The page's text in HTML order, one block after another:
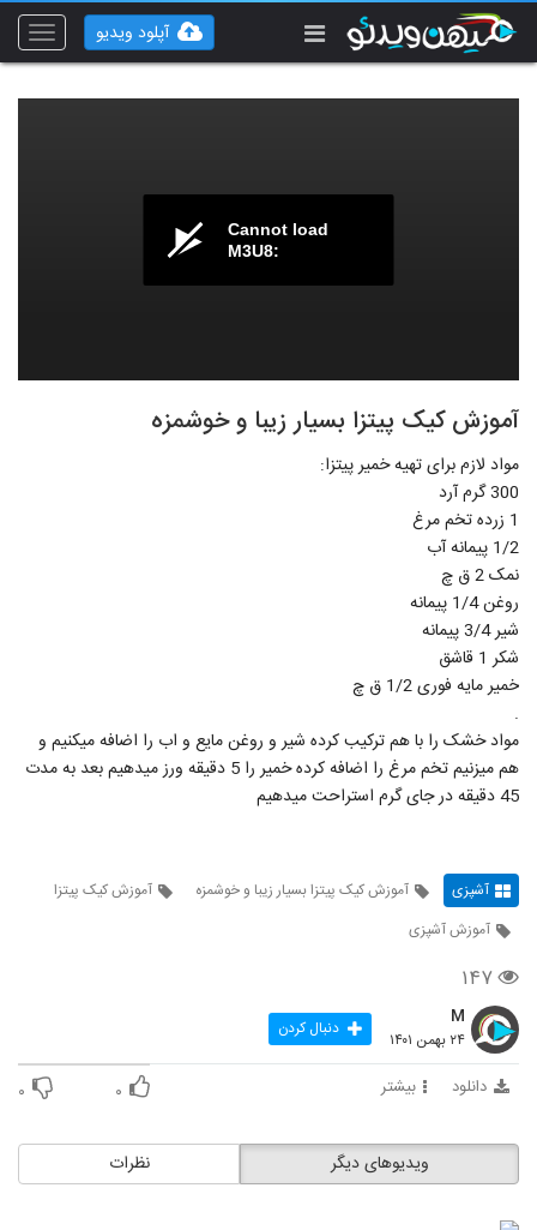
Toggle
آپلود ویدیو
Cannot load
M3U8:
آموزش کیک پیتزا بسیار زیبا و خوشمزه
مواد لازم برای تهیه خمیر پیتزا:
300 گرم آرد
1 زرده تخم مرغ
1/2 پیمانه آب
نمک 2 ق چ
روغن 1/4 پیمانه
شیر 3/4 پیمانه
شکر 1 قاشق
خمیر مایه فوری 1/2 ق چ
.
مواد خشک را با هم ترکیب کرده شیر و روغن مایع و اب را اضافه میکنیم و
هم میزنیم تخم مرغ را اضافه کرده خمیر را 5 دقیقه ورز میدهیم بعد به مدت
45 دقیقه در جای گرم استراحت میدهیم
آشپزی آموزش کیک پیتزا بسیار زیبا و خوشمزه
آموزش کیک پیتزا
آموزش آشپزی
۱۴۷
M
۲۴ بهمن ۱۴۰۱ دنبال کردن
دانلود بیشتر ۰ ۰
نظرات ویدیوهای دیگر